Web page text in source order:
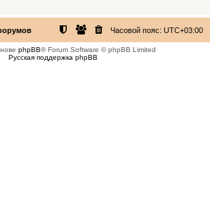
Часовой пояс: UTC+03:00
phpBB® Forum Software © phpBB Limited
Русская поддержка phpBB